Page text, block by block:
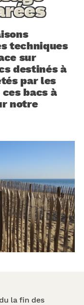
techniques
sur
destinés à
par les
bacs à
notre
la fin des